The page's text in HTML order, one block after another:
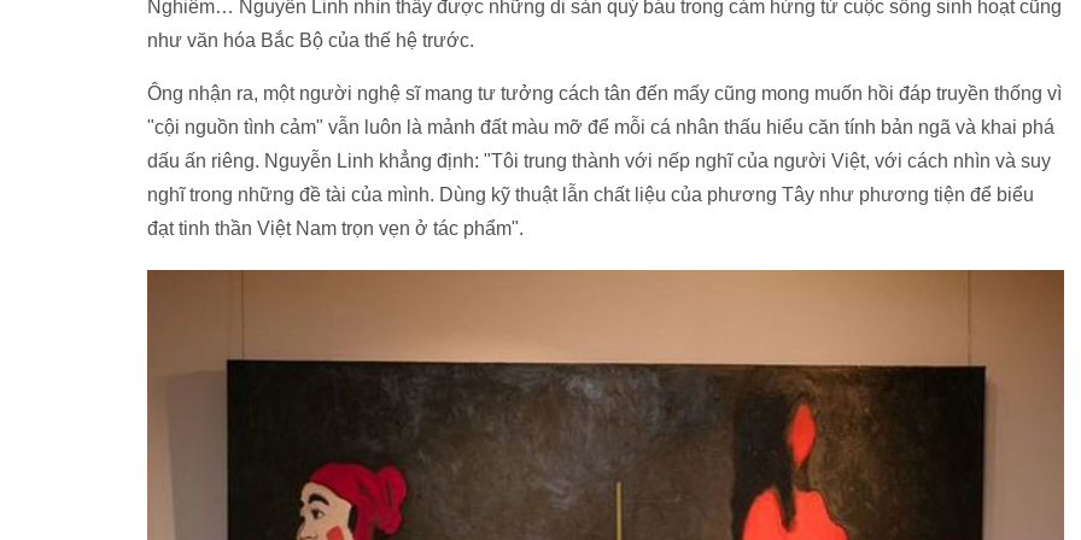
Nghiêm… Nguyễn Linh nhìn thấy được những di sản quý báu trong cảm hứng từ cuộc sống sinh hoạt cũng
như văn hóa Bắc Bộ của thế hệ trước.
Ông nhận ra, một người nghệ sĩ mang tư tưởng cách tân đến mấy cũng mong muốn hồi đáp truyền thống vì
"cội nguồn tình cảm" vẫn luôn là mảnh đất màu mỡ để mỗi cá nhân thấu hiểu căn tính bản ngã và khai phá
dấu ấn riêng. Nguyễn Linh khẳng định: "Tôi trung thành với nếp nghĩ của người Việt, với cách nhìn và suy
nghĩ trong những đề tài của mình. Dùng kỹ thuật lẫn chất liệu của phương Tây như phương tiện để biểu
đạt tinh thần Việt Nam trọn vẹn ở tác phẩm".